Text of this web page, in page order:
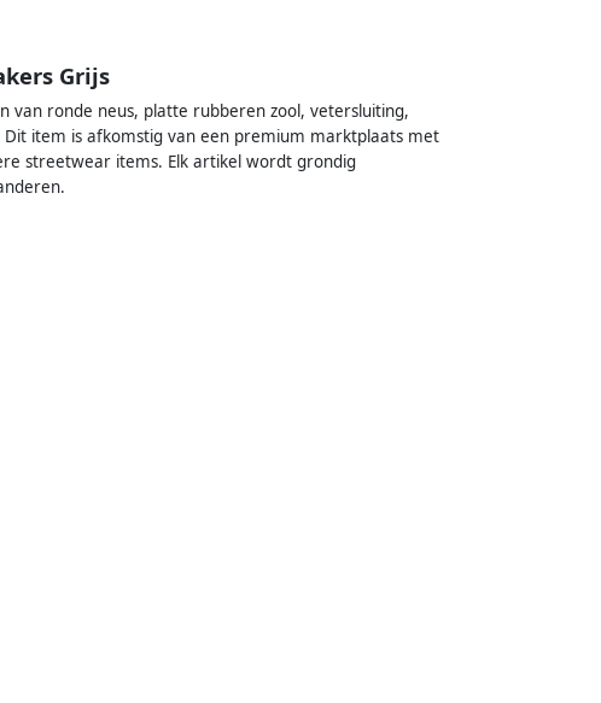
Grijs
van ronde neus, platte rubberen zool, vetersluiting,
item is afkomstig van een premium marktplaats met
streetwear items. Elk artikel wordt grondig